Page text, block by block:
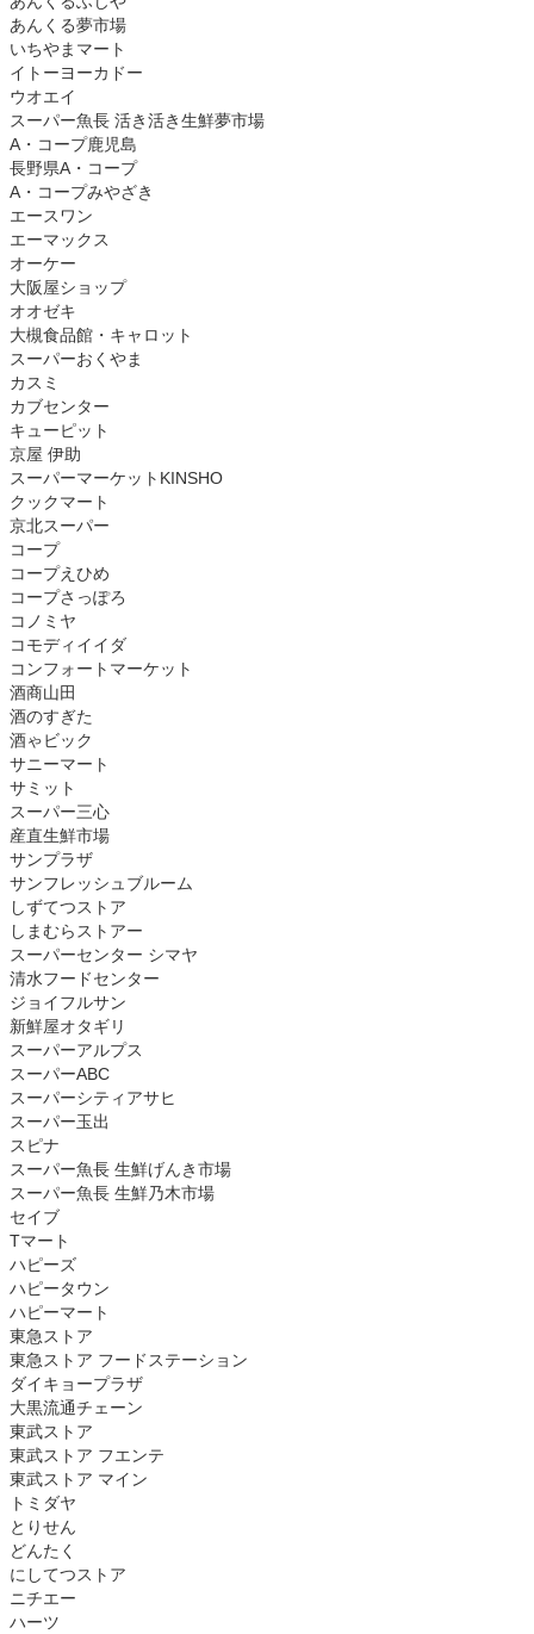
あんくる夢市場
いちやまマート
イトーヨーカドー
ウオエイ
スーパー魚長 活き活き生鮮夢市場
A・コープ鹿児島
長野県A・コープ
A・コープみやざき
エースワン
エーマックス
オーケー
大阪屋ショップ
オオゼキ
大槻食品館・キャロット
スーパーおくやま
カスミ
カブセンター
キューピット
京屋 伊助
スーパーマーケットKINSHO
クックマート
京北スーパー
コープ
コープえひめ
コープさっぽろ
コノミヤ
コモディイイダ
コンフォートマーケット
酒商山田
酒のすぎた
酒ゃビック
サニーマート
サミット
スーパー三心
産直生鮮市場
サンプラザ
サンフレッシュブルーム
しずてつストア
しまむらストアー
スーパーセンター シマヤ
清水フードセンター
ジョイフルサン
新鮮屋オタギリ
スーパーアルプス
スーパーABC
スーパーシティアサヒ
スーパー玉出
スピナ
スーパー魚長 生鮮げんき市場
スーパー魚長 生鮮乃木市場
セイブ
Tマート
ハピーズ
ハピータウン
ハピーマート
東急ストア
東急ストア フードステーション
ダイキョープラザ
大黒流通チェーン
東武ストア
東武ストア フエンテ
東武ストア マイン
トミダヤ
とりせん
どんたく
にしてつストア
ニチエー
ハーツ